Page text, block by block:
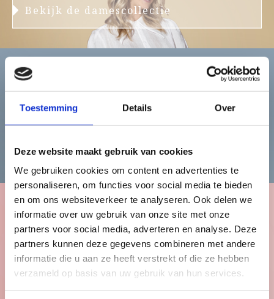
Toestemming Details Over
Deze website maakt gebruik van cookies
We gebruiken cookies om content en advertenties te
personaliseren, om functies voor social media te bieden
en om ons websiteverkeer te analyseren. Ook delen we
informatie over uw gebruik van onze site met onze
partners voor social media, adverteren en analyse. Deze
partners kunnen deze gegevens combineren met andere
informatie die u aan ze heeft verstrekt of die ze hebben
verzameld op basis van uw gebruik van hun services.
Bekijk de damescollectie
Heren
Bekijk de herencollectie
Kinderen
Bekijk de kindercollectie